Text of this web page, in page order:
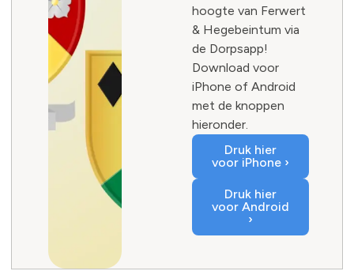
hoogte van Ferwert
& Hegebeintum via
de Dorpsapp!
Download voor
iPhone of Android
met de knoppen
hieronder.
Druk hier
voor iPhone ›
Druk hier
voor Android
›